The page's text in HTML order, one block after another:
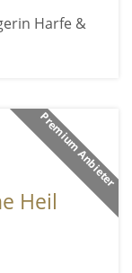
Harfe &
Premium Anbieter
Heil